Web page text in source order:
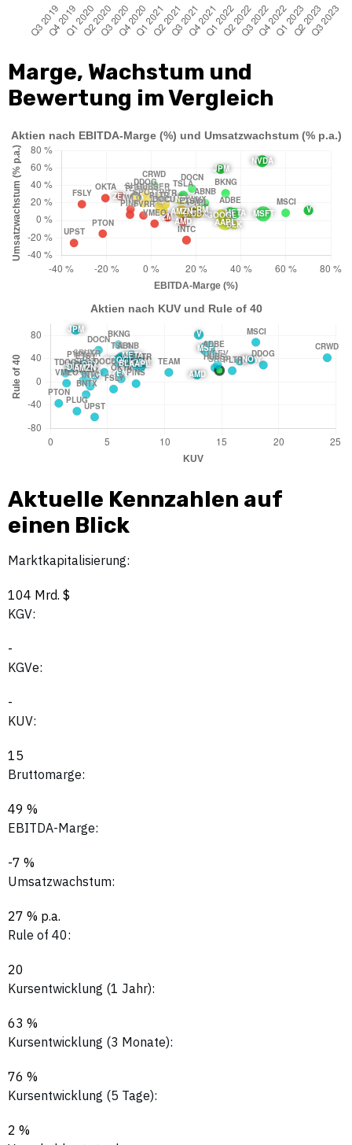
Marge, Wachstum und
Bewertung im Vergleich
Aktuelle Kennzahlen auf
einen Blick
Marktkapitalisierung:
104 Mrd. $
KGV:
-
KGVe:
-
KUV:
15
Bruttomarge:
49 %
EBITDA-Marge:
-7 %
Umsatzwachstum:
27 % p.a.
Rule of 40:
20
Kursentwicklung (1 Jahr):
63 %
Kursentwicklung (3 Monate):
76 %
Kursentwicklung (5 Tage):
2 %